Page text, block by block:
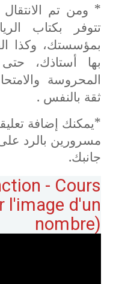
* ومن تم الانتقال
تتوفر بكتاب
بمؤسستك، وكذا
بها أستاذك،
المحروسة
ثقة بالنفس .
*يمكنك إضافة
مسرورين بالرد
جانبك.
- Cours
l'image d'un
nombre)